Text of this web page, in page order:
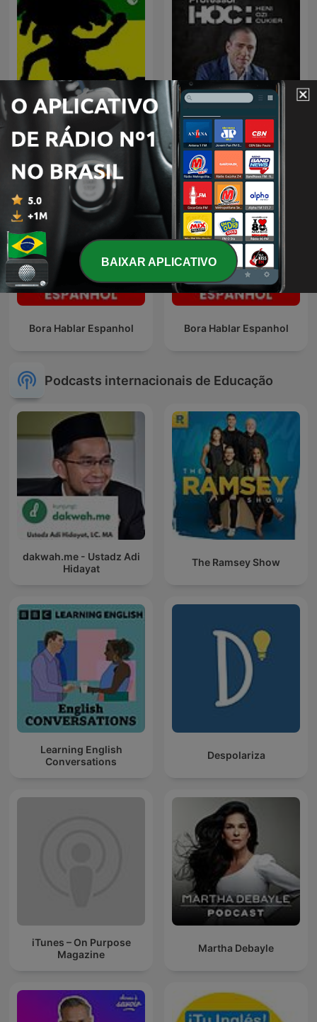
Reggae Professor HOC
Bora Hablar Espanhol Bora Hablar Espanhol
Podcasts internacionais de Educação
dakwah.me - Ustadz Adi
Hidayat
The Ramsey Show
Learning English
Conversations
Despolariza
iTunes – On Purpose
Magazine
Martha Debayle
BAIXAR APLICATIVO